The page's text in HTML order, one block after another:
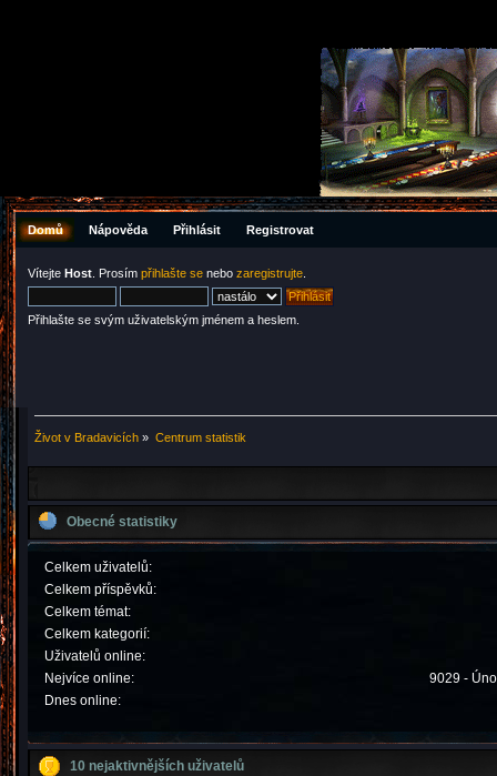
Domů Nápověda Přihlásit Registrovat
Vítejte Host . Prosím přihlašte se nebo zaregistrujte
Přihlašte se svým uživatelským jménem a heslem.
Život v Bradavicích » Centrum statistik
Obecné statistiky
Celkem uživatelů:
Celkem příspěvků:
Celkem témat:
Celkem kategorií:
Uživatelů online:
Nejvíce online:
9029 -
Dnes online:
10 nejaktivnějších uživatelů